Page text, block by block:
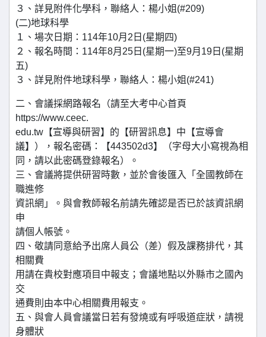
３、詳見附件化學科，聯絡人：楊小姐(#209)
(二)地球科學
１、場次日期：114年10月2日(星期四)
２、報名時間：114年8月25日(星期一)至9月19日(星期
五)
３、詳見附件地球科學，聯絡人：楊小姐(#241)
二、會議採網路報名（請至大考中心首頁
https://www.ceec.
edu.tw【宣導與研習】的【研習訊息】中【宣導會
議】），報名密碼：【443502d3】（字母大小寫視為相
同，請以此密碼登錄報名）。
三、會議將提供研習時數，並於會後匯入「全國教師在
職進修
資訊網」。與會教師報名前請先確認是否已於該資訊網
申
請個人帳號。
四、敬請同意給予出席人員公（差）假及課務排代，其
相關費
用請在貴校對應項目中報支；會議地點以外縣市之國內
交
通費則由本中心相關費用報支。
五、與會人員會議當日若有發燒或有呼吸道症狀，請視
身體狀